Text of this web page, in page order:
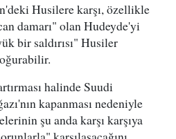
Husilere karşı, özellikle
damarı" olan Hudeyde'yi
bir saldırısı" Husiler
halinde Suudi
kapanması nedeniyle
şu anda karşı karşıya